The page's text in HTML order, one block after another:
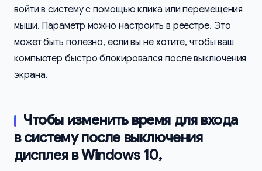
войти в систему с помощью клика или перемещения
мыши. Параметр можно настроить в реестре. Это
может быть полезно, если вы не хотите, чтобы ваш
компьютер быстро блокировался после выключения
экрана.
Чтобы изменить время для входа
в систему после выключения
дисплея в Windows 10,